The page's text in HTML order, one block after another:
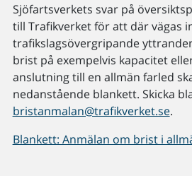
Sjöfartsverkets svar på
till Trafikverket för att där vägas
trafikslagsövergripande
brist på exempelvis kapacitet
anslutning till en allmän farled
nedanstående blankett. Skicka
bristanmalan@trafikverket.se.
Blankett: Anmälan om brist i